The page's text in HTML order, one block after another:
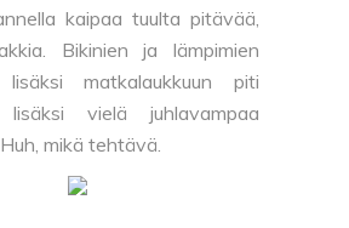
kaipaa tuulta pitävää,
Bikinien ja lämpimien
matkalaukkuun piti
lisäksi vielä juhlavampaa
mikä tehtävä.